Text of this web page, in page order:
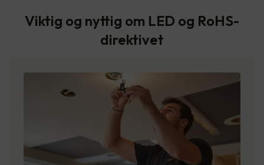
Viktig og nyttig om LED og RoHS-
direktivet